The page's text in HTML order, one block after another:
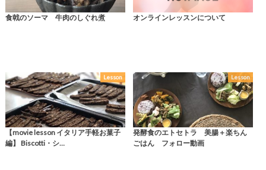
食戟のソーマ 牛肉のしぐれ煮 オンラインレッスンについて
Lesson
【movie lesson イタリア手軽お菓子
編】 Biscotti・シ…
Lesson
発酵食のエトセトラ 美腸＋楽ちん
ごはん フォロー動画